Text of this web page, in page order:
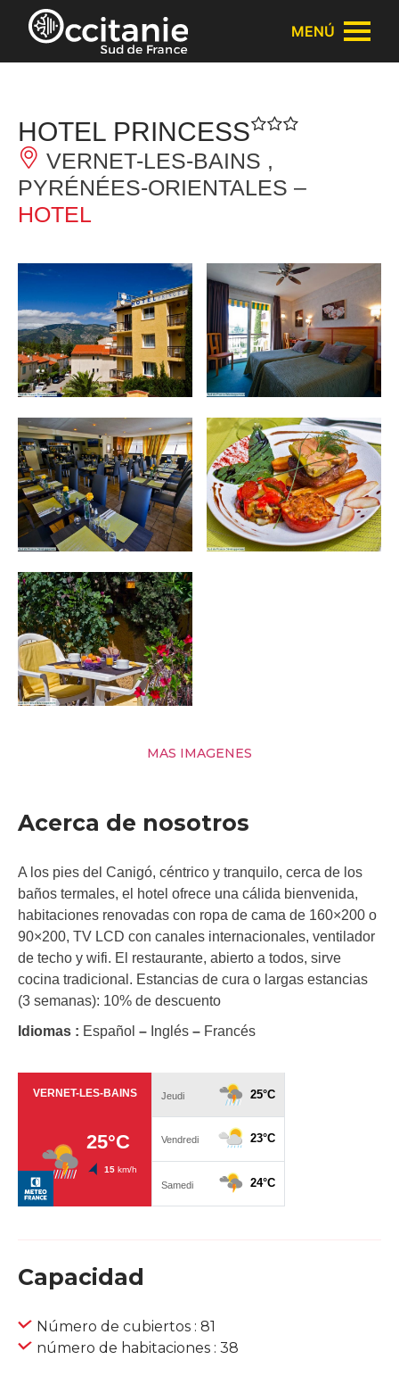
Panel de gestión de cookies
MENÚ
HOTEL PRINCESS
VERNET-LES-BAINS ,
PYRÉNÉES-ORIENTALES –
HOTEL
MAS IMAGENES
Acerca de nosotros
A los pies del Canigó, céntrico y tranquilo, cerca de los
baños termales, el hotel ofrece una cálida bienvenida,
habitaciones renovadas con ropa de cama de 160×200 o
90×200, TV LCD con canales internacionales, ventilador
de techo y wifi. El restaurante, abierto a todos, sirve
cocina tradicional. Estancias de cura o largas estancias
(3 semanas): 10% de descuento
Idiomas : Español – Inglés – Francés
Capacidad
Número de cubiertos : 81
número de habitaciones : 38